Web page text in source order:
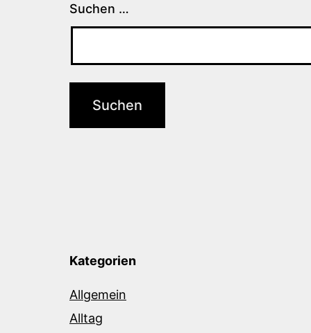
Suchen …
Kategorien
Allgemein
Alltag